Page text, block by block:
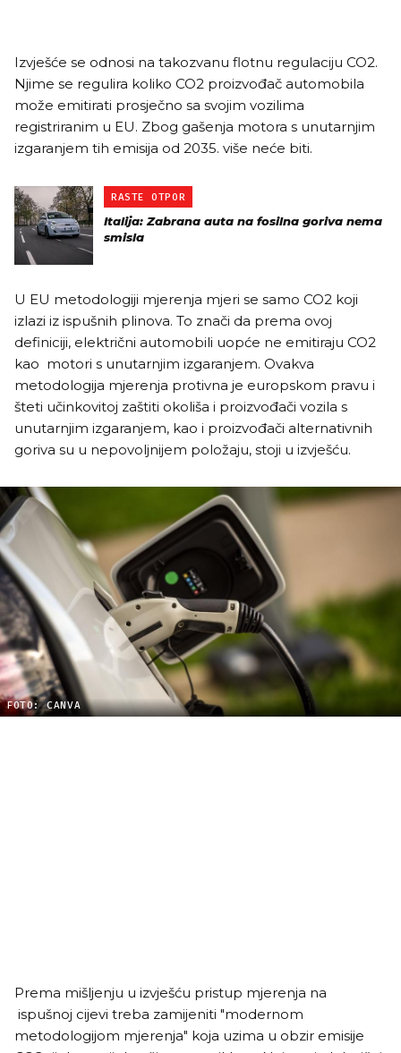
Izvješće se odnosi na takozvanu flotnu regulaciju CO2.
Njime se regulira koliko CO2 proizvođač automobila
može emitirati prosječno sa svojim vozilima
registriranim u EU. Zbog gašenja motora s unutarnjim
izgaranjem tih emisija od 2035. više neće biti.
RASTE OTPOR
Italija: Zabrana auta na fosilna goriva nema
smisla
U EU metodologiji mjerenja mjeri se samo CO2 koji
izlazi iz ispušnih plinova. To znači da prema ovoj
definiciji, električni automobili uopće ne emitiraju CO2
kao motori s unutarnjim izgaranjem. Ovakva
metodologija mjerenja protivna je europskom pravu i
šteti učinkovitoj zaštiti okoliša i proizvođači vozila s
unutarnjim izgaranjem, kao i proizvođači alternativnih
goriva su u nepovoljnijem položaju, stoji u izvješću.
FOTO: CANVA
Prema mišljenju u izvješću pristup mjerenja na
ispušnoj cijevi treba zamijeniti "modernom
metodologijom mjerenja" koja uzima u obzir emisije